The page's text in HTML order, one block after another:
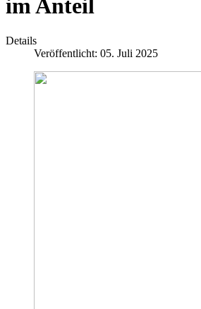
im Anteil
Details
Veröffentlicht: 05. Juli 2025